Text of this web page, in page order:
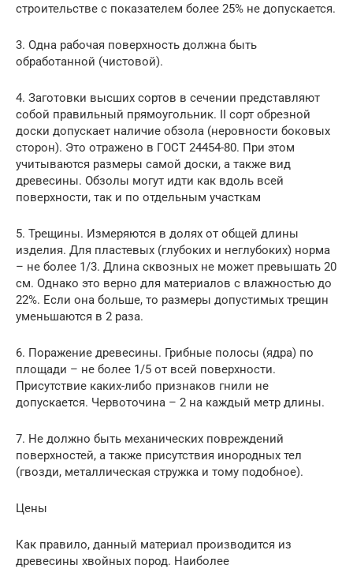
строительстве с показателем более 25% не допускается.
3. Одна рабочая поверхность должна быть
обработанной (чистовой).
4. Заготовки высших сортов в сечении представляют
собой правильный прямоугольник. II сорт обрезной
доски допускает наличие обзола (неровности боковых
сторон). Это отражено в ГОСТ 24454-80. При этом
учитываются размеры самой доски, а также вид
древесины. Обзолы могут идти как вдоль всей
поверхности, так и по отдельным участкам
5. Трещины. Измеряются в долях от общей длины
изделия. Для пластевых (глубоких и неглубоких) норма
– не более 1/3. Длина сквозных не может превышать 20
см. Однако это верно для материалов с влажностью до
22%. Если она больше, то размеры допустимых трещин
уменьшаются в 2 раза.
6. Поражение древесины. Грибные полосы (ядра) по
площади – не более 1/5 от всей поверхности.
Присутствие каких-либо признаков гнили не
допускается. Червоточина – 2 на каждый метр длины.
7. Не должно быть механических повреждений
поверхностей, а также присутствия инородных тел
(гвозди, металлическая стружка и тому подобное).
Цены
Как правило, данный материал производится из
древесины хвойных пород. Наиболее